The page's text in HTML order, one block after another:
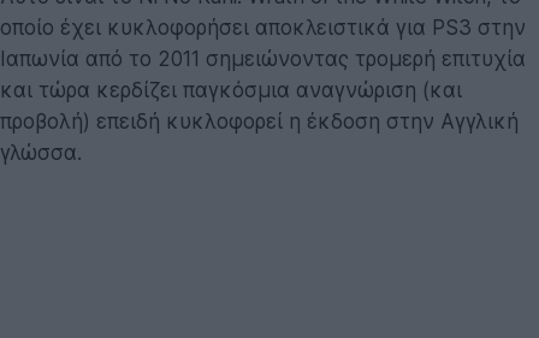
οποίο έχει κυκλοφορήσει αποκλειστικά για PS3 στην
Ιαπωνία από το 2011 σημειώνοντας τρομερή επιτυχία
και τώρα κερδίζει παγκόσμια αναγνώριση (και
προβολή) επειδή κυκλοφορεί η έκδοση στην Αγγλική
γλώσσα.